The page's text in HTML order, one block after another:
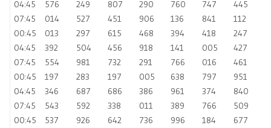
04:45
576 249 807 290 760 747
445
07:45
014 527 451 906 136 841
112
00:45
013 297 615 468 394 418
247
04:45
392 504 456 918 141 005
427
07:45
554 981 732 291 766 016
461
00:45
197 283 197 005 638 797
951
04:45
346 687 686 386 961 374
840
07:45
543 592 338 011 389 766
509
00:45
537 926 642 736 996 184
677